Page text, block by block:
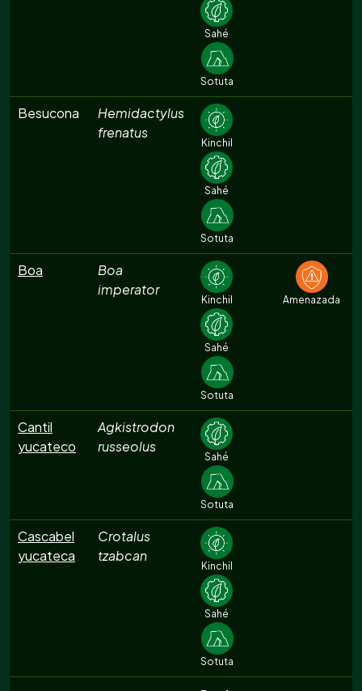
Sahé
Sotuta
Besucona
Hemidactylus
frenatus
Kinchil
Sahé
Sotuta
Boa
Boa
imperator
Kinchil
Sahé
Sotuta
Amenazada
Cantil
yucateco
Agkistrodon
russeolus
Sahé
Sotuta
Cascabel
yucateca
Crotalus
tzabcan
Kinchil
Sahé
Sotuta